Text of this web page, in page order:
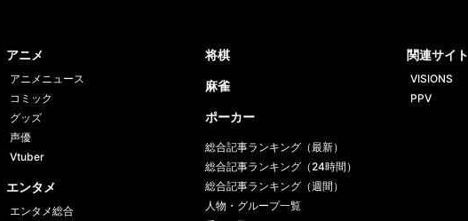
アニメ
アニメニュース
コミック
グッズ
声優
Vtuber
エンタメ
エンタメ総合
将棋
麻雀
ポーカー
総合記事ランキング（最新）
総合記事ランキング（24時間）
総合記事ランキング（週間）
人物・グループ一覧
関連サイト
VISIONS
PPV